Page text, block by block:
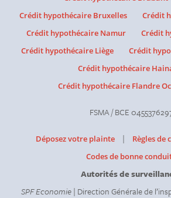
Crédit hypothécaire Bruxelles
Crédit
Crédit hypothécaire Namur
Crédit
Crédit hypothécaire Liège
Crédit
Crédit hypothécaire
Crédit hypothécaire Flandre
FSMA / BCE
Déposez votre plainte | Règles de
Codes de bonne
Autorités de
SPF Economie| Direction Générale de